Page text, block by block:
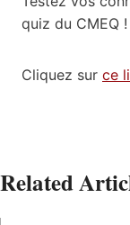
quiz du CMEQ !
Cliquez sur ce
Related